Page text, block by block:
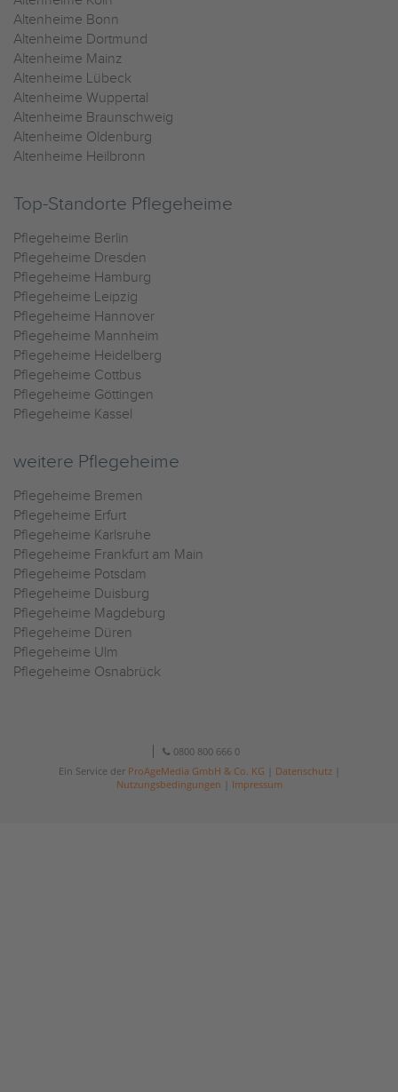
Altenheime Bonn
Altenheime Dortmund
Altenheime Mainz
Altenheime Lübeck
Altenheime Wuppertal
Altenheime Braunschweig
Altenheime Oldenburg
Altenheime Heilbronn
Top-Standorte Pflegeheime
Pflegeheime Berlin
Pflegeheime Dresden
Pflegeheime Hamburg
Pflegeheime Leipzig
Pflegeheime Hannover
Pflegeheime Mannheim
Pflegeheime Heidelberg
Pflegeheime Cottbus
Pflegeheime Göttingen
Pflegeheime Kassel
weitere Pflegeheime
Pflegeheime Bremen
Pflegeheime Erfurt
Pflegeheime Karlsruhe
Pflegeheime Frankfurt am Main
Pflegeheime Potsdam
Pflegeheime Duisburg
Pflegeheime Magdeburg
Pflegeheime Düren
Pflegeheime Ulm
Pflegeheime Osnabrück
0800 800 666 0
Ein Service der ProAgeMedia GmbH & Co. KG Datenschutz|
Nutzungsbedingungen
Impressum